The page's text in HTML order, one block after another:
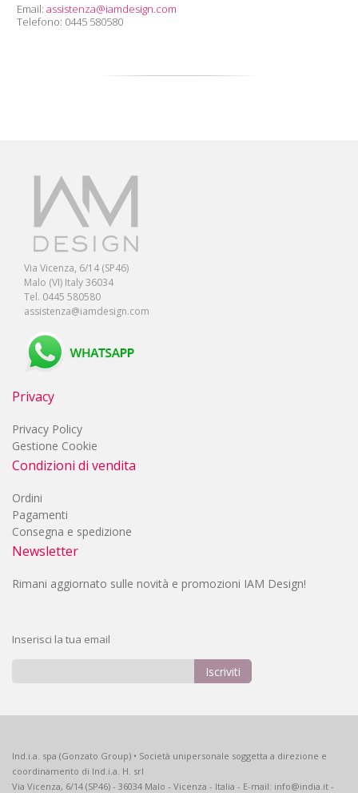
Email: assistenza@iamdesign.com
Telefono: 0445 580580
Via Vicenza, 6/14 (SP46)
Malo (VI) Italy 36034
Tel. 0445 580580
assistenza@iamdesign.com
Privacy
Privacy Policy
Gestione Cookie
Condizioni di vendita
Ordini
Pagamenti
Consegna e spedizione
Newsletter
Rimani aggiornato sulle novità e promozioni IAM Design!
Inserisci la tua email
Newsletter:
Iscriviti
Ind.i.a. spa (Gonzato Group) • Società unipersonale soggetta a direzione e
coordinamento di Ind.i.a. H. srl
Via Vicenza, 6/14 (SP46) - 36034 Malo - Vicenza - Italia - E-mail: info@india.it -